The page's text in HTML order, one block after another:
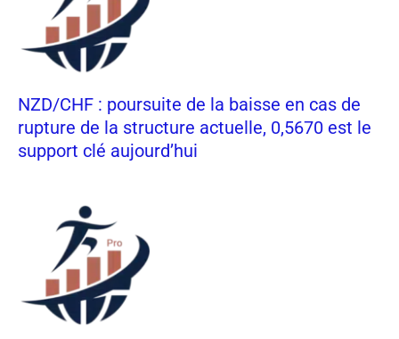
NZD/CHF : poursuite de la baisse en cas de
rupture de la structure actuelle, 0,5670 est le
support clé aujourd’hui